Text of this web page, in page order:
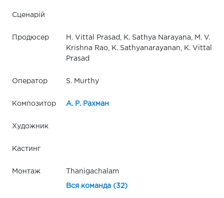
Сценарій
Продюсер
H. Vittal Prasad, K. Sathya Narayana, M. V.
Krishna Rao, K. Sathyanarayanan, K. Vittal
Prasad
Оператор S. Murthy
Композитор А. Р. Рахман
Художник
Кастинг
Монтаж Thanigachalam
Вся команда (32)